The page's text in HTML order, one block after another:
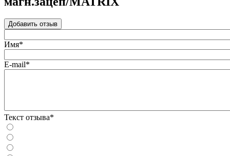
Добавить отзыв
Имя*
E-mail*
Текст отзыва*